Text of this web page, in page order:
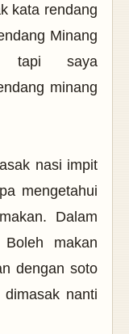
kata rendang
Minang
tapi saya
minang
nasi impit
mengetahui
Dalam
makan
dengan soto
nanti